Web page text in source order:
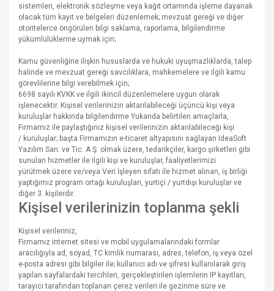
sistemleri, elektronik sözleşme veya kağıt ortamında işleme dayanak
olacak tüm kayıt ve belgeleri düzenlemek; mevzuat gereği ve diğer
otoritelerce öngörülen bilgi saklama, raporlama, bilgilendirme
yükümlülüklerine uymak için;
Kamu güvenliğine ilişkin hususlarda ve hukuki uyuşmazlıklarda, talep
halinde ve mevzuat gereği savcılıklara, mahkemelere ve ilgili kamu
görevlilerine bilgi verebilmek için;
6698 sayılı KVKK ve ilgili ikincil düzenlemelere uygun olarak
işlenecektir. Kişisel verilerinizin aktarılabileceği üçüncü kişi veya
kuruluşlar hakkında bilgilendirme Yukarıda belirtilen amaçlarla,
Firmamız ile paylaştığınız kişisel verilerinizin aktarılabileceği kişi
/ kuruluşlar; başta Firmamızın e-ticaret altyapısını sağlayan IdeaSoft
Yazılım San. ve Tic. A.Ş. olmak üzere, tedarikçiler, kargo şirketleri gibi
sunulan hizmetler ile ilgili kişi ve kuruluşlar, faaliyetlerimizi
yürütmek üzere ve/veya Veri İşleyen sıfatı ile hizmet alınan, iş birliği
yaptığımız program ortağı kuruluşları, yurtiçi / yurtdışı kuruluşlar ve
diğer 3. kişilerdir.
Kişisel verilerinizin toplanma şekli
Kişisel verileriniz,
Firmamız internet sitesi ve mobil uygulamalarındaki formlar
aracılığıyla ad, soyad, TC kimlik numarası, adres, telefon, iş veya özel
e-posta adresi gibi bilgiler ile; kullanıcı adı ve şifresi kullanılarak giriş
yapılan sayfalardaki tercihleri, gerçekleştirilen işlemlerin IP kayıtları,
tarayıcı tarafından toplanan çerez verileri ile gezinme süre ve